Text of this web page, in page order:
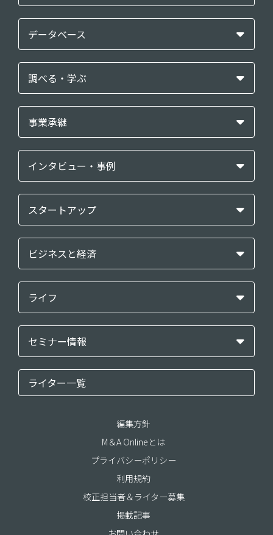
データベース
調べる・学ぶ
事業承継
インタビュー・事例
スタートアップ
ビジネスと経済
ライフ
セミナー情報
ライター一覧
編集方針
M＆A Onlineとは
プライバシーポリシー
利用規約
校正担当者＆ライター募集
掲載記事